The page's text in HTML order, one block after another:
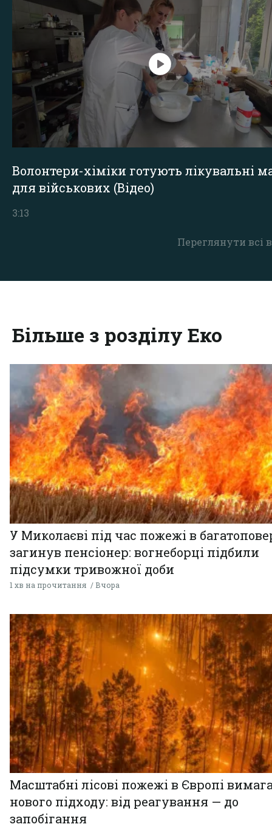
Переглянути всі
Волонтери-хіміки готують лікувальні
для військових (Відео)
3:13
Більше з розділу Еко
У Миколаєві під час пожежі в
загинув пенсіонер: вогнеборці підбили
підсумки тривожної доби
1 хв на прочитання Вчора
Масштабні лісові пожежі в Європі
нового підходу: від реагування — до
запобігання